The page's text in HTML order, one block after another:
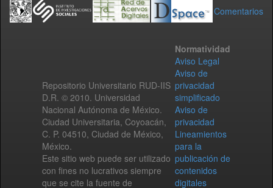
Comentarios
Repositorio Universitario RUD-IIS
D.R. © 2010. Universidad
Nacional Autónoma de México.
Ciudad Universitaria, Coyoacán,
C. P. 04510, Ciudad de México,
México.
Este sitio web puede ser utilizado
con fines no lucrativos siempre
que se cite la fuente de
Normatividad
Aviso Legal
Aviso de
privacidad
simplificado
Aviso de
privacidad
Lineamientos
para la
publicación de
contenidos
digitales